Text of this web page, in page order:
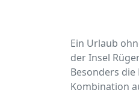
Ein Urlaub
der Insel
Besonders
Kombination